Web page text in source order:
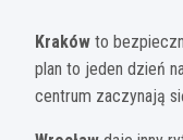
Kraków to
plan to jeden dzień
centrum zaczynają